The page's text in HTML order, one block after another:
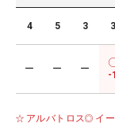
4 5 3 3
ー ー ー
-1
アルバトロス イ